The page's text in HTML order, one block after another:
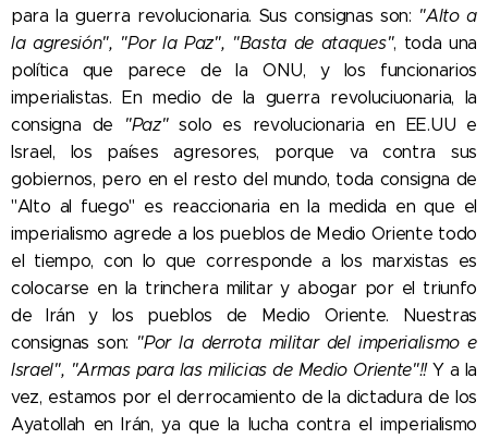
para la guerra revolucionaria. Sus consignas son: "Alto a
la agresión", "Por la Paz", "Basta de ataques", toda una
política que parece de la ONU, y los funcionarios
imperialistas. En medio de la guerra revoluciuonaria, la
consigna de
"Paz"solo es revolucionaria en EE.UU e
Israel, los países agresores, porque va contra sus
gobiernos, pero en el resto del mundo, toda consigna de
"Alto al fuego" es reaccionaria en la medida en que el
imperialismo agrede a los pueblos de Medio Oriente todo
el tiempo, con lo que corresponde a los marxistas es
colocarse en la trinchera militar y abogar por el triunfo
de Irán y los pueblos de Medio Oriente. Nuestras
consignas son: "Por la derrota militar del imperialismo e
Israel", "Armas para las milicias de Medio Oriente"!!Y a la
vez, estamos por el derrocamiento de la dictadura de los
Ayatollah en Irán, ya que la lucha contra el imperialismo